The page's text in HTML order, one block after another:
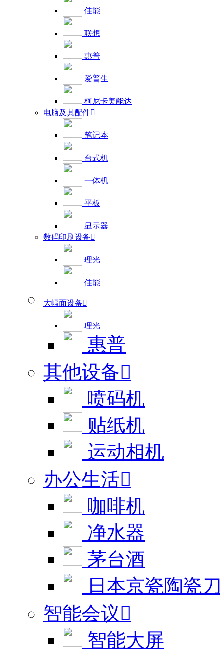
佳能
联想
惠普
爱普生
柯尼卡美能达
电脑及其配件
笔记本
台式机
一体机
平板
显示器
数码印刷设备
理光
佳能
大幅面设备
理光
惠普
其他设备
喷码机
贴纸机
运动相机
办公生活
咖啡机
净水器
茅台酒
日本京瓷陶瓷
智能会议
智能大屏